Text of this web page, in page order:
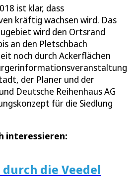
ist klar, dass
kräftig wachsen wird. Das
wird den Ortsrand
an den Pletschbach
noch durch Ackerflächen
der Planer und der
Deutsche Reihenhaus AG
für die Siedlung
interessieren:
die Veedel